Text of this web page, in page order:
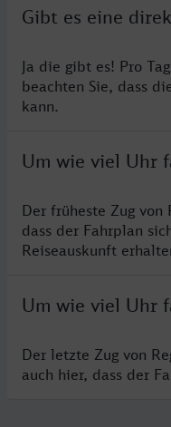
Gibt es eine
Ja die gibt es! Pro
beachten Sie, dass
kann.
Um wie viel Uhr
Der früheste Zug von
dass der Fahrplan
Reiseauskunft
Um wie viel Uhr
Der letzte Zug von
auch hier, dass der